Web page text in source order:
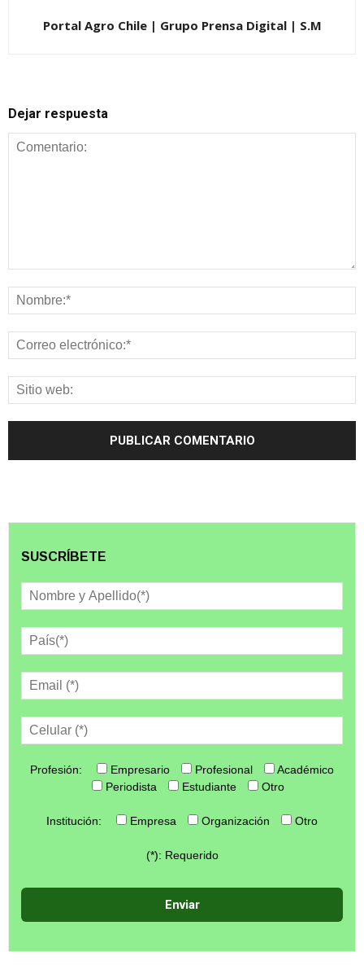
Portal Agro Chile | Grupo Prensa Digital | S.M
Dejar respuesta
SUSCRÍBETE
Profesión: Empresario Profesional
Académico
Periodista
Estudiante Otro
Institución: Empresa Organización Otro
(*): Requerido